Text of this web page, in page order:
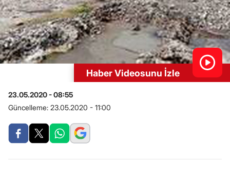
Haber Videosunu İzle
23.05.2020 - 08:55
Güncelleme: 23.05.2020 - 11:00